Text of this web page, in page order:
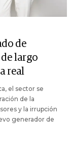
de
largo
real
el sector se
de la
y la irrupción
generador de